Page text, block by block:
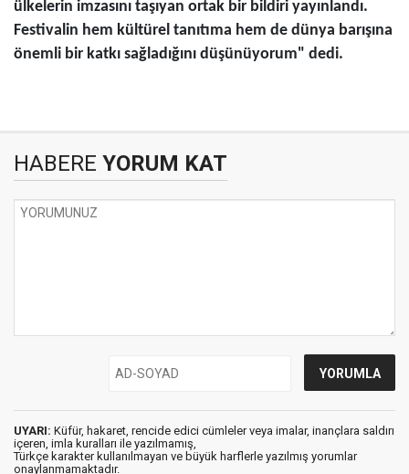
ülkelerin imzasını taşıyan ortak bir bildiri yayınlandı.
Festivalin hem kültürel tanıtıma hem de dünya barışına
önemli bir katkı sağladığını düşünüyorum" dedi.
HABERE YORUM KAT
UYARI: Küfür, hakaret, rencide edici cümleler veya imalar, inançlara saldırı
içeren, imla kuralları ile yazılmamış,
Türkçe karakter kullanılmayan ve büyük harflerle yazılmış yorumlar
onaylanmamaktadır.